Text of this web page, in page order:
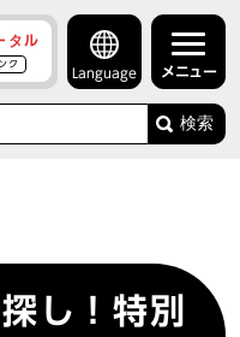
タル
ク
Language メニュー
検索
し！特別